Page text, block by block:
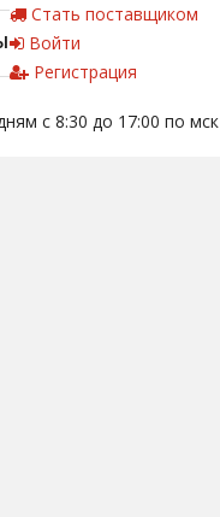
Стать поставщиком
Войти
Регистрация
с 8:30 до 17:00 по мск